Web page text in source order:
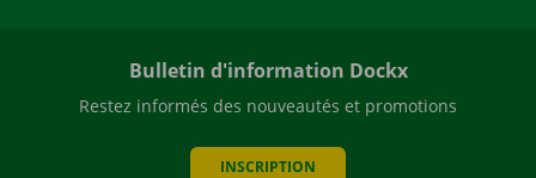
Bulletin d'information Dockx
Restez informés des nouveautés et promotions
INSCRIPTION